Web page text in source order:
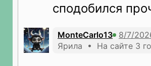
сподобился
MonteCarlo13
Ярила • На сайте 3